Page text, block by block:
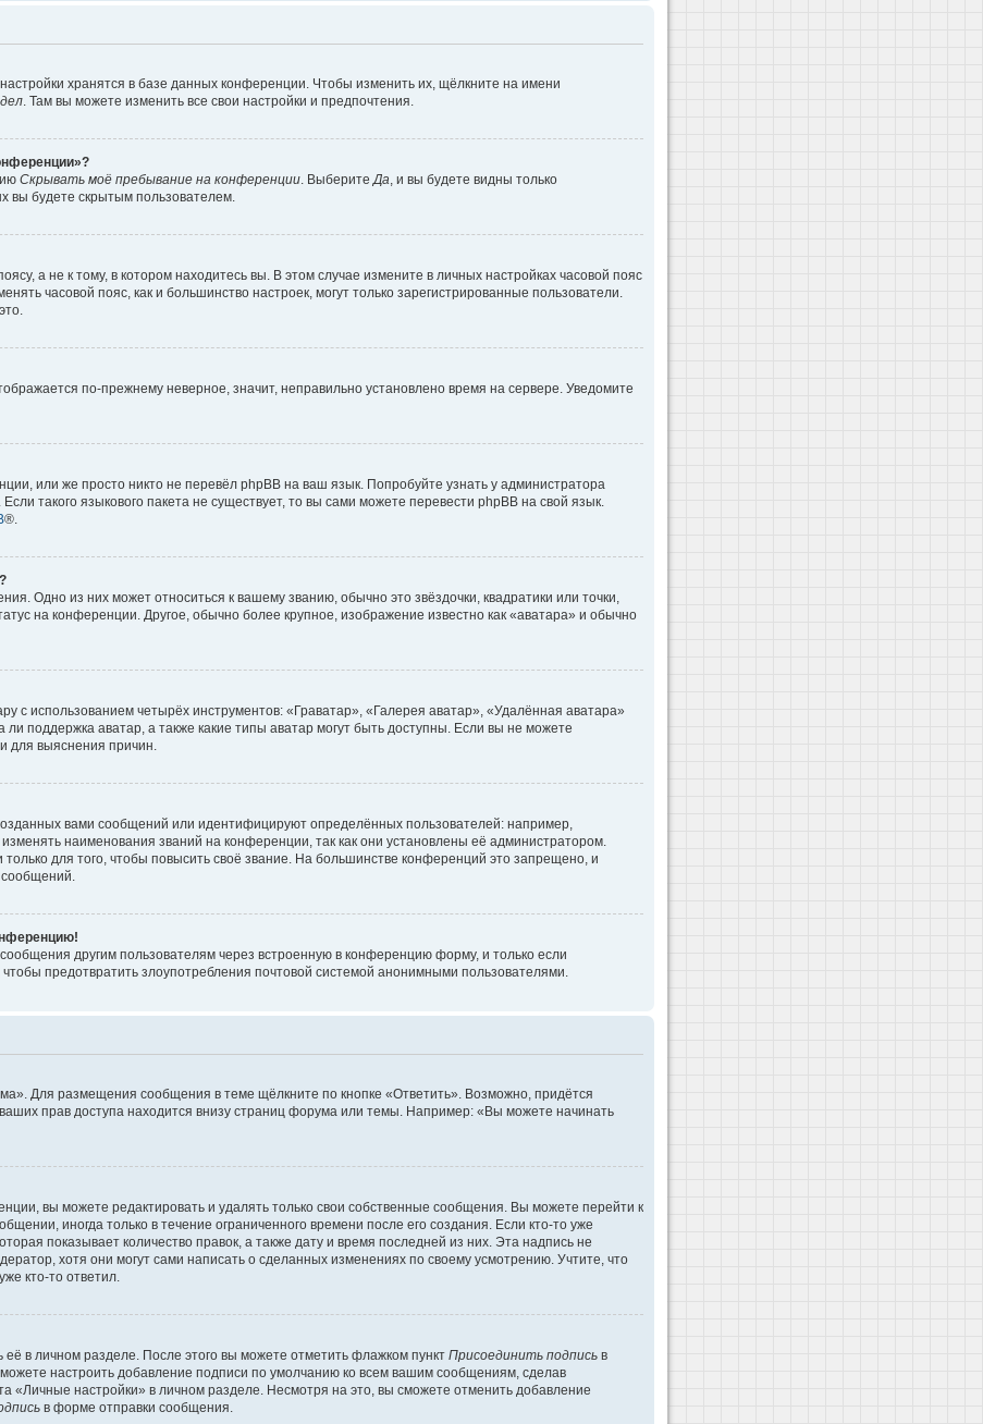
хранятся в базе данных конференции. Чтобы изменить их, щёлкните на имени
. Там вы можете изменить все свои настройки и предпочтения.
Скрывать моё пребывание на конференции . Выберите Да , и вы будете видны только
вы будете скрытым пользователем.
а не к тому, в котором находитесь вы. В этом случае измените в личных настройках часовой пояс
часовой пояс, как и большинство настроек, могут только зарегистрированные пользователи.
по-прежнему неверное, значит, неправильно установлено время на сервере. Уведомите
или же просто никто не перевёл phpBB на ваш язык. Попробуйте узнать у администратора
такого языкового пакета не существует, то вы сами можете перевести phpBB на свой язык.
®.
Одно из них может относиться к вашему званию, обычно это звёздочки, квадратики или точки,
на конференции. Другое, обычно более крупное, изображение известно как «аватара» и обычно
с использованием четырёх инструментов: «Граватар», «Галерея аватар», «Удалённая аватара»
поддержка аватар, а также какие типы аватар могут быть доступны. Если вы не можете
для выяснения причин.
вами сообщений или идентифицируют определённых пользователей: например,
наименования званий на конференции, так как они установлены её администратором.
для того, чтобы повысить своё звание. На большинстве конференций это запрещено, и
другим пользователям через встроенную в конференцию форму, и только если
предотвратить злоупотребления почтовой системой анонимными пользователями.
Для размещения сообщения в теме щёлкните по кнопке «Ответить». Возможно, придётся
прав доступа находится внизу страниц форума или темы. Например: «Вы можете начинать
вы можете редактировать и удалять только свои собственные сообщения. Вы можете перейти к
иногда только в течение ограниченного времени после его создания. Если кто-то уже
показывает количество правок, а также дату и время последней из них. Эта надпись не
хотя они могут сами написать о сделанных изменениях по своему усмотрению. Учтите, что
кто-то ответил.
в личном разделе. После этого вы можете отметить флажком пункт Присоединить подпись в
настроить добавление подписи по умолчанию ко всем вашим сообщениям, сделав
«Личные настройки» в личном разделе. Несмотря на это, вы сможете отменить добавление
в форме отправки сообщения.